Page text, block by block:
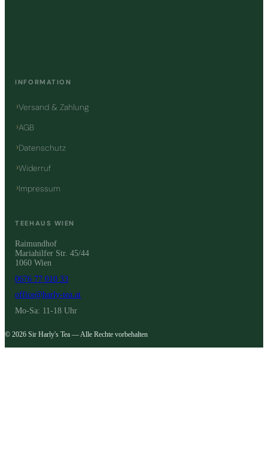
INFORMATION
Versand & Zahlung
AGB
Datenschutz
Widerruf
Impressum
TEEHAUS WIEN
Raimundhof
Mariahilfer Str. 45/44
1060 Wien
0676 77 010 33
office@harly-tea.at
Mo-Sa: 11-18 Uhr
© 2026 Sir Harly's Tea — Alle Rechte vorbehalten